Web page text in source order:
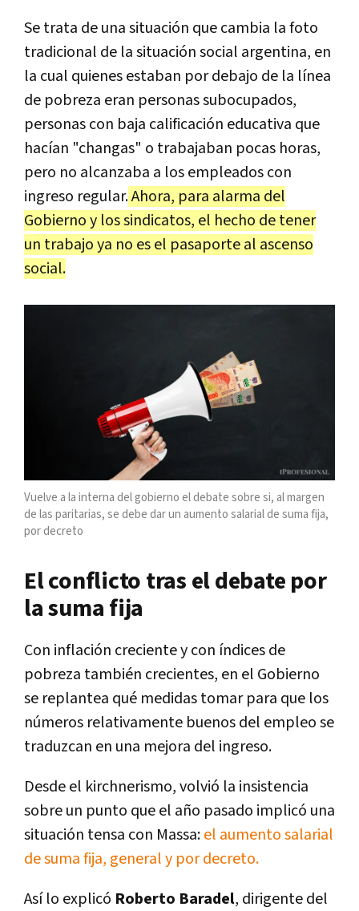
Se trata de una situación que cambia la foto
tradicional de la situación social argentina, en
la cual quienes estaban por debajo de la línea
de pobreza eran personas subocupados,
personas con baja calificación educativa que
hacían "changas" o trabajaban pocas horas,
pero no alcanzaba a los empleados con
ingreso regular.Ahora, para alarma del
Gobierno y los sindicatos, el hecho de tener
un trabajo ya no es el pasaporte al ascenso
social.
Vuelve a la interna del gobierno el debate sobre si, al margen
de las paritarias, se debe dar un aumento salarial de suma fija,
por decreto
El conflicto tras el debate por
la suma fija
Con inflación creciente y con índices de
pobreza también crecientes, en el Gobierno
se replantea qué medidas tomar para que los
números relativamente buenos del empleo se
traduzcan en una mejora del ingreso.
Desde el kirchnerismo, volvió la insistencia
sobre un punto que el año pasado implicó una
situación tensa con Massa:el aumento salarial
de suma fija, general y por decreto.
Así lo explicó Roberto Baradel, dirigente del